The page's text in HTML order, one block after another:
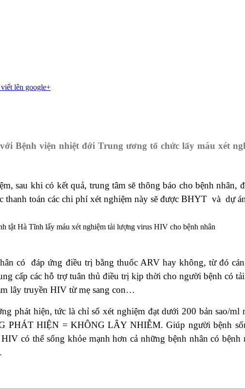
Bệnh viện nhiệt đới Trung ương tổ chức lấy máu xét
sau khi có kết quả, trung tâm sẽ thông báo cho bệnh nhân,
thanh toán các chi phí xét nghiệm này sẽ được BHYT và dự
tật Hà Tĩnh lấy máu xét nghiệm tải lượng virus HIV cho bệnh nhân
có đáp ứng điều trị bằng thuốc ARVhay không, từ đó
cấp các hỗ trợ tuân thủ điều trị kịp thời cho người bệnh có
lây truyền HIV từ mẹ sang con…
phát hiện, tức là chỉ số xét nghiệm đạt dưới 200 bản sao/
PHÁT HIỆN = KHÔNG LÂY NHIỄM. Giúp người bệnh
có thể sống khỏe mạnh hơn cả những bệnh nhân có